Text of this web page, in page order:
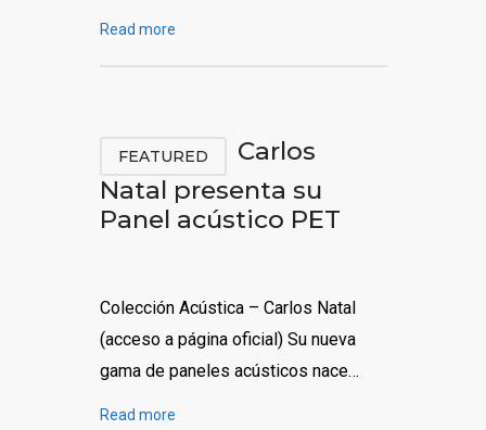
Read more
FEATURED
Carlos
Natal presenta su
Panel acústico PET
Colección Acústica – Carlos Natal
(acceso a página oficial) Su nueva
gama de paneles acústicos nace…
Read more